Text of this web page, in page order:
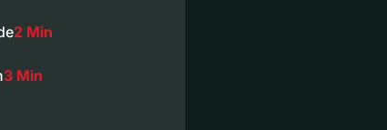
2 Min
3 Min